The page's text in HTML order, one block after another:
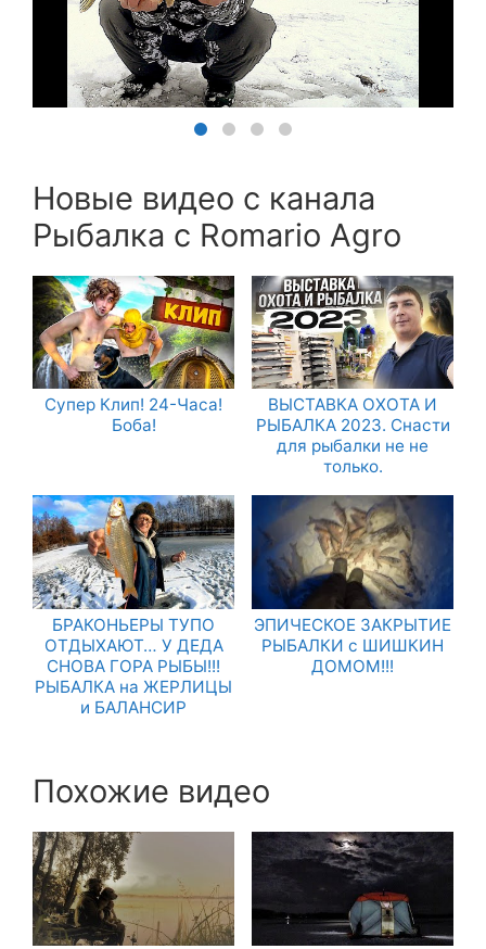
Новые видео с канала
Рыбалка с Romario Agro
Супер Клип! 24-Часа!
Боба!
ВЫСТАВКА ОХОТА И
РЫБАЛКА 2023. Снасти
для рыбалки не не
только.
БРАКОНЬЕРЫ ТУПО
ОТДЫХАЮТ… У ДЕДА
СНОВА ГОРА РЫБЫ!!!
РЫБАЛКА на ЖЕРЛИЦЫ
и БАЛАНСИР
ЭПИЧЕСКОЕ ЗАКРЫТИЕ
РЫБАЛКИ с ШИШКИН
ДОМОМ!!!
Похожие видео